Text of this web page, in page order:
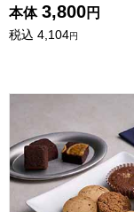
本体 3,800円
税込 4,104円
ホテルオークラス